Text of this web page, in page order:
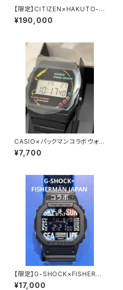
【限定】CITIZEN×HAKUTO-R
コラボ CB0285-63E
¥190,000
CASIO×パックマンコラボウォッ
チ F-91WPC-1AJR
¥7,700
【限定】G-SHOCK×FISHERM
AN JAPANコラボウォッチ
¥17,000